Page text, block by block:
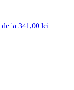
de la 341,00 lei